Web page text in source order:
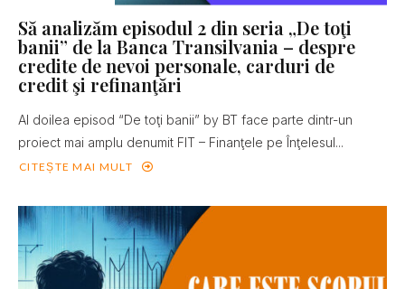
Să analizăm episodul 2 din seria „De toţi
banii” de la Banca Transilvania – despre
credite de nevoi personale, carduri de
credit şi refinanţări
Al doilea episod “De toţi banii” by BT face parte dintr-un
proiect mai amplu denumit FIT – Finanţele pe Înţelesul...
CITEȘTE MAI MULT